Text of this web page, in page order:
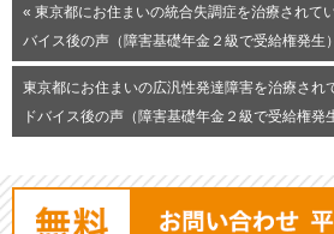
« 東京都にお住まいの統合失調症を治療されて
バイス後の声（障害基礎年金２級で受給権発生）
東京都にお住まいの広汎性発達障害を治療され
ドバイス後の声（障害基礎年金２級で受給権発